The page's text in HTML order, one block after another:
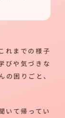
れまでの様子
びや気づきな
の困りごと、
いて帰ってい